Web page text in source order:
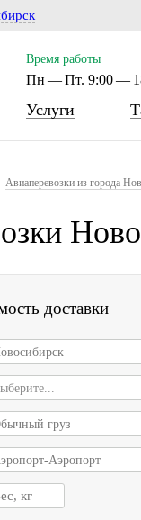
s/storas/
Время работы
Пн — Пт. 9:00 —
Услуги
Авиаперевозки из города
доставки
груз
Аэропорт